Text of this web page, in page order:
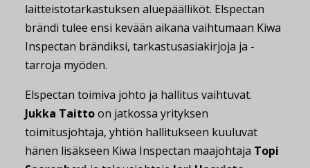
laitteistotarkastuksen aluepäälliköt. Elspectan
brändi tulee ensi kevään aikana vaihtumaan Kiwa
Inspectan brändiksi, tarkastusasiakirjoja ja -
tarroja myöden.
Elspectan toimiva johto ja hallitus vaihtuvat.
Jukka Taittoon jatkossa yrityksen
toimitusjohtaja, yhtiön hallitukseen kuuluvat
hänen lisäkseen Kiwa Inspectan maajohtaja Topi